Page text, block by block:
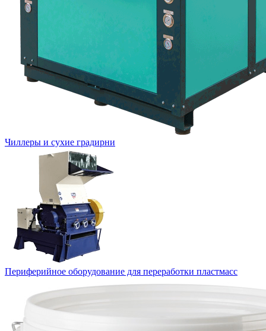
Чиллеры и сухие градирни
Периферийное оборудование для переработки пластмасс